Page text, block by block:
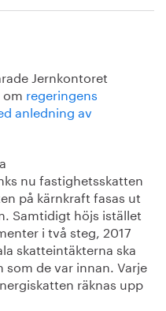
Jernkontoret
regeringens
anledning av
nu fastighetsskatten
på kärnkraft fasas ut
Samtidigt höjs istället
i två steg, 2017
skatteintäkterna ska
de var innan. Varje
räknas upp